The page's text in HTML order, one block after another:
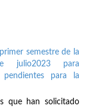
semestre de la
julio2023 para
para la
que han solicitado